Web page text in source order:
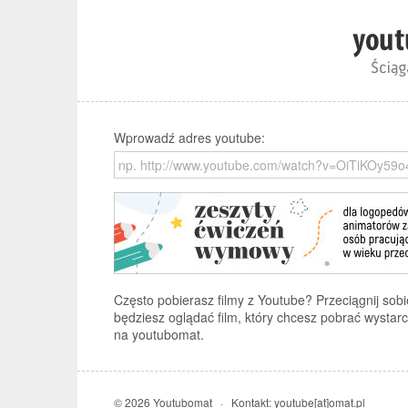
Wprowadź adres youtube:
Często pobierasz filmy z Youtube? Przeciągnij
będziesz oglądać film, który chcesz pobrać
na youtubomat.
© 2026 Youtubomat · Kontakt: youtube[at]omat.pl